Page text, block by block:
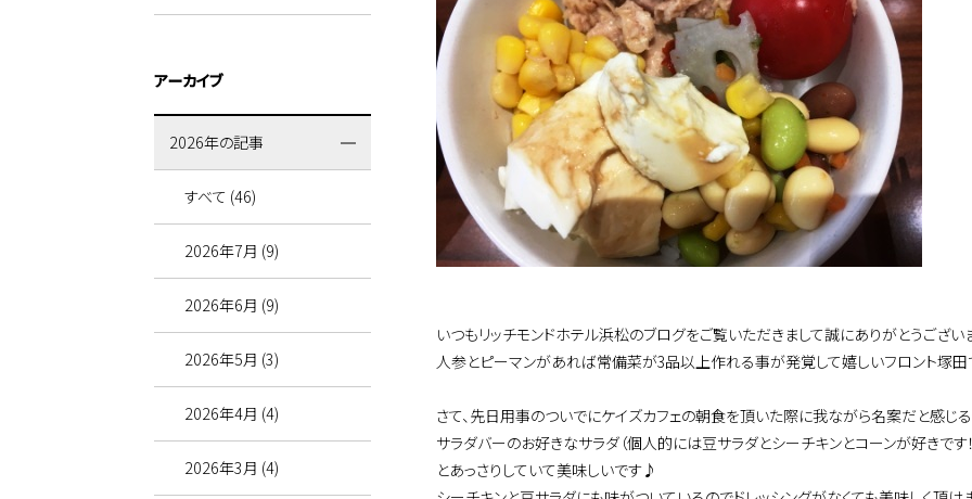
いつもリッチモンドホテル浜松のブログをご覧いただきまして誠にありがとうござい
人参とピーマンがあれば常備菜が3品以上作れる事が発覚して嬉しいフロント塚田で
さて、先日用事のついでにケイズカフェの朝食を頂いた際に我ながら名案だと感じ
サラダバーのお好きなサラダ（個人的には豆サラダとシーチキンとコーンが好きで
とあっさりしていて美味しいです♪
アーカイブ
2026年の記事
すべて (46)
2026年7月 (9)
2026年6月 (9)
2026年5月 (3)
2026年4月 (4)
2026年3月 (4)